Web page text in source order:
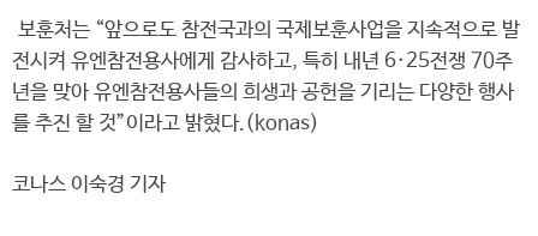
보훈처는 “앞으로도 참전국과의 국제보훈사업을 지속적으로 발
전시켜 유엔참전용사에게 감사하고, 특히 내년 6·25전쟁 70주
년을 맞아 유엔참전용사들의 희생과 공헌을 기리는 다양한 행사
를 추진 할 것”이라고 밝혔다.(konas)
코나스 이숙경 기자